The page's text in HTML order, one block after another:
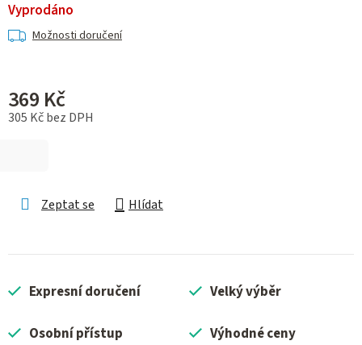
Vyprodáno
Možnosti doručení
369 Kč
305 Kč bez DPH
Zeptat se Hlídat
Expresní doručení Velký výběr
Osobní přístup Výhodné ceny